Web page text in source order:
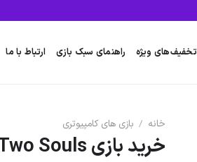
تخفیف‌های ویژه راهنمای سبک بازی ارتباط با ما
خانه / بازی های کامپیوتری
خرید بازی Beyond Two Souls برای PC